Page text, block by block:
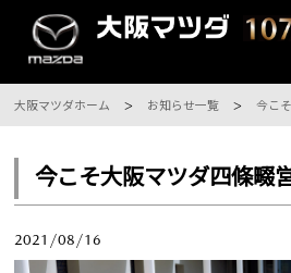
大阪マツダホーム お知らせ一覧 今こ
今こそ大阪マツダ四條畷
2021/08/16